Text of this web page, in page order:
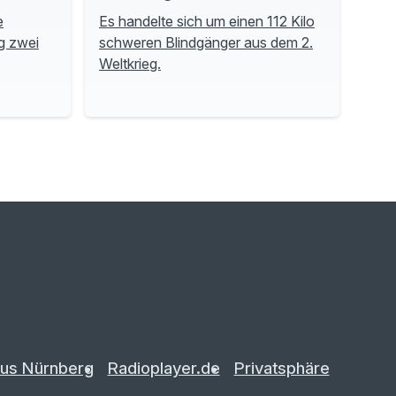
zwei
Es handelte sich um einen 112 Kilo
schweren Blindgänger aus dem 2.
Weltkrieg.
Nürnberg Radioplayer.de
Privatsphäre